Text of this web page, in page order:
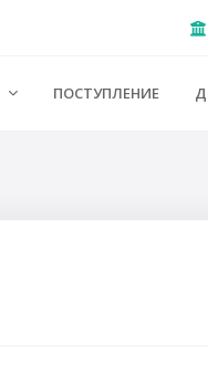
ПОСТУПЛЕНИЕ